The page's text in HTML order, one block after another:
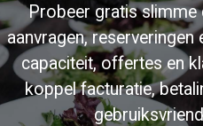
Probeer gratis
aanvragen, reserveringen
capaciteit, offertes en
koppel facturatie,